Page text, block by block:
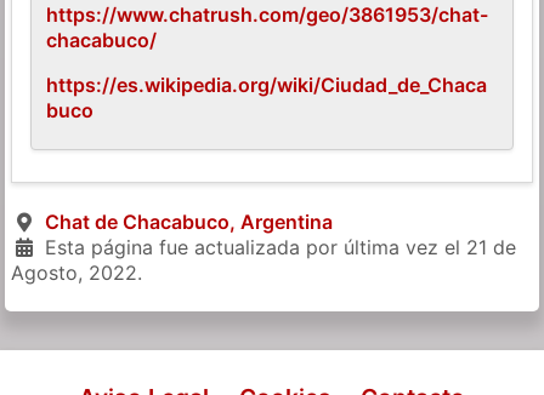
https://www.chatrush.com/geo/3861953/chat-
chacabuco/
https://es.wikipedia.org/wiki/Ciudad_de_Chaca
buco
Chat de Chacabuco, Argentina
Esta página fue actualizada por última vez el 21 de
Agosto, 2022.